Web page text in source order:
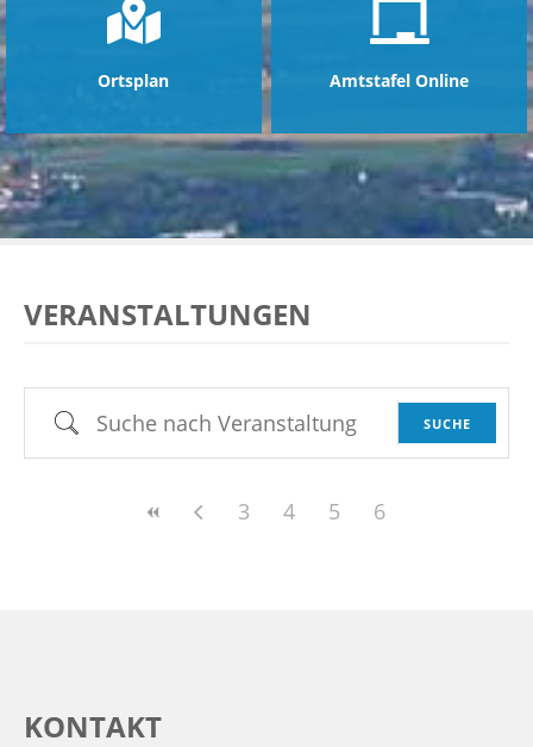
Ortsplan Amtstafel Online
VERANSTALTUNGEN
Suche nach Veranstaltung SUCHE
3 4 5 6
KONTAKT